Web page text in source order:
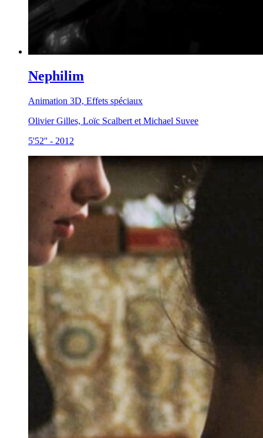
Nephilim
Animation 3D, Effets spéciaux
Olivier Gilles, Loïc Scalbert et Michael Suvee
5'52'' - 2012